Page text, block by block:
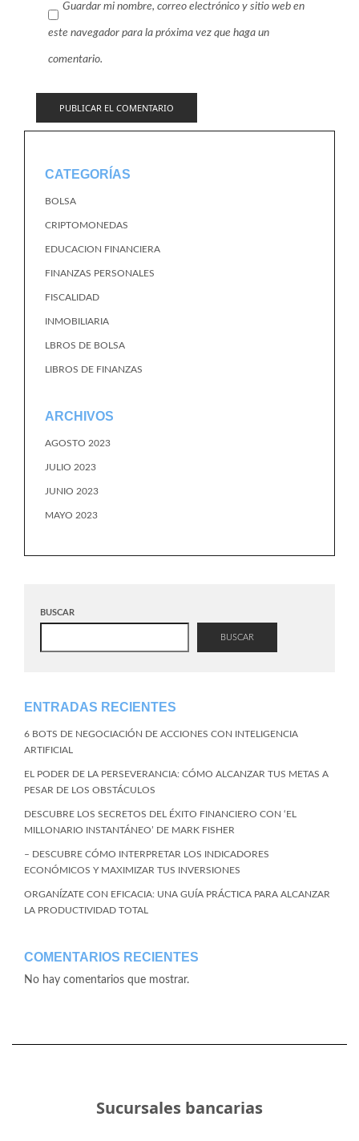
Guardar mi nombre, correo electrónico y sitio web en
este navegador para la próxima vez que haga un
comentario.
CATEGORÍAS
BOLSA
CRIPTOMONEDAS
EDUCACION FINANCIERA
FINANZAS PERSONALES
FISCALIDAD
INMOBILIARIA
LBROS DE BOLSA
LIBROS DE FINANZAS
ARCHIVOS
AGOSTO 2023
JULIO 2023
JUNIO 2023
MAYO 2023
BUSCAR
BUSCAR
ENTRADAS RECIENTES
6 BOTS DE NEGOCIACIÓN DE ACCIONES CON INTELIGENCIA
ARTIFICIAL
EL PODER DE LA PERSEVERANCIA: CÓMO ALCANZAR TUS METAS A
PESAR DE LOS OBSTÁCULOS
DESCUBRE LOS SECRETOS DEL ÉXITO FINANCIERO CON ‘EL
MILLONARIO INSTANTÁNEO’ DE MARK FISHER
– DESCUBRE CÓMO INTERPRETAR LOS INDICADORES
ECONÓMICOS Y MAXIMIZAR TUS INVERSIONES
ORGANÍZATE CON EFICACIA: UNA GUÍA PRÁCTICA PARA ALCANZAR
LA PRODUCTIVIDAD TOTAL
COMENTARIOS RECIENTES
No hay comentarios que mostrar.
Sucursales bancarias